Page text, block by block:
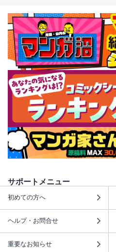
サポートメニュー
初めての方へ
ヘルプ・お問合せ
重要なお知らせ